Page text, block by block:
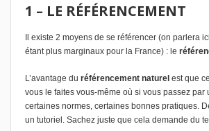
1 – LE RÉFÉRENCEMENT
Il existe 2 moyens de se référencer (on parlera
étant plus marginaux pour la France) : le
L’avantage du référencement naturel est que
vous le faites vous-même où si vous passez
certaines normes, certaines bonnes pratiques.
un tutoriel. Sachez juste que cela demande du